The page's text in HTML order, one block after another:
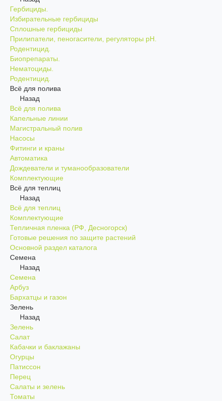
Гербициды.
Избирательные гербициды
Сплошные гербициды
Прилипатели, пеногасители, регуляторы pH.
Родентицид.
Биопрепараты.
Нематоциды.
Родентицид.
Всё для полива
Назад
Всё для полива
Капельные линии
Магистральный полив
Насосы
Фитинги и краны
Автоматика
Дождеватели и туманообразователи
Комплектующие
Всё для теплиц
Назад
Всё для теплиц
Комплектующие
Тепличная пленка (РФ, Десногорск)
Готовые решения по защите растений
Основной раздел каталога
Семена
Назад
Семена
Арбуз
Бархатцы и газон
Зелень
Назад
Зелень
Салат
Кабачки и баклажаны
Огурцы
Патиссон
Перец
Салаты и зелень
Томаты